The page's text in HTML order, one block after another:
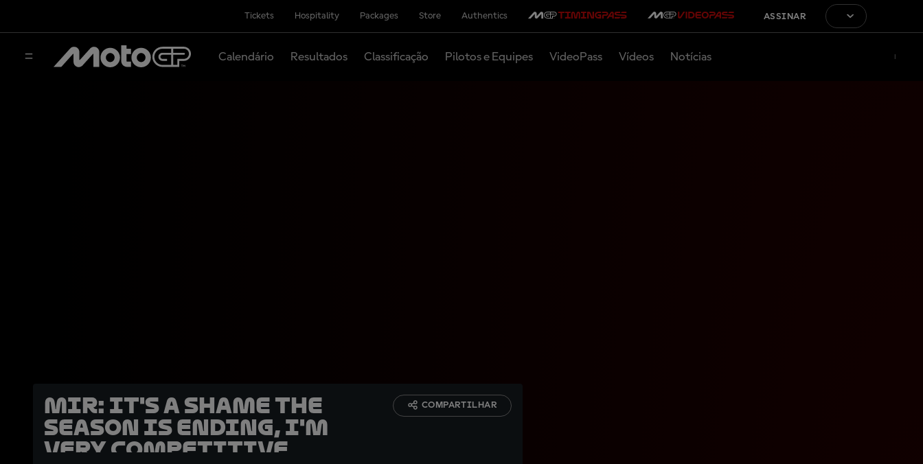
Tickets Hospitality Packages Store Authentics ASSINAR
Calendário Resultados Classificação Pilotos e Equipes VideoPass Vídeos Notícias
Mir: It's a shame the
season is ending, I'm
very competitive
COMPARTILHAR